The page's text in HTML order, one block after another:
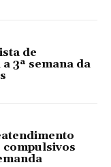
de
3ª semana da